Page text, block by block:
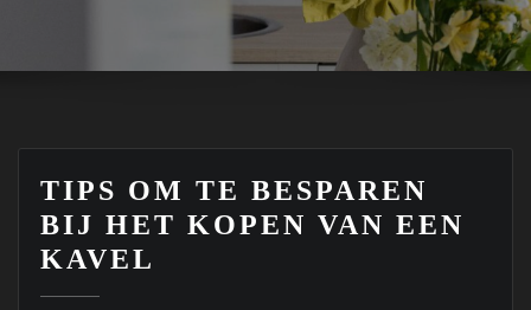
TIPS OM TE BESPAREN
BIJ HET KOPEN VAN EEN
KAVEL